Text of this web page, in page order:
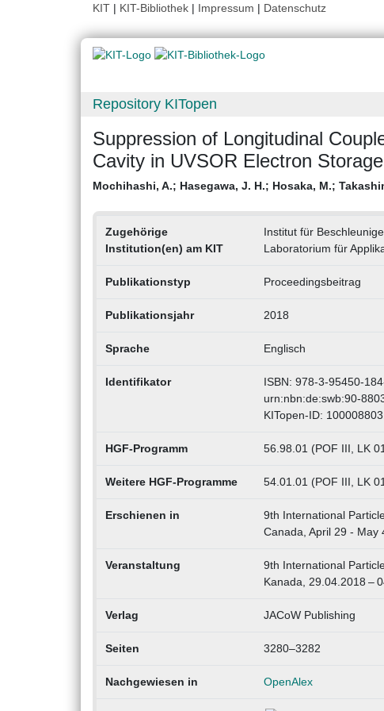
KIT | KIT-Bibliothek | Impressum | Datenschutz
Repository KITopen
Suppression of Longitudinal
Cavity in UVSOR Electron
Mochihashi, A.; Hasegawa, J. H.; Hosaka, M.;
Zugehörige
Institution(en) am KIT
Institut für
Laboratorium für
Publikationstyp Proceedingsbeitrag
Publikationsjahr 2018
Sprache Englisch
Identifikator
ISBN: 978-3-95450-
urn:nbn:de:swb:90-
KITopen-ID:
HGF-Programm 56.98.01 (POF III, LK
Weitere HGF-Programme 54.01.01 (POF III, LK
Erschienen in
9th International
Canada, April 29 - May
Veranstaltung
9th International
Kanada, 29.04.2018 –
Verlag JACoW Publishing
Seiten 3280–3282
Nachgewiesen in OpenAlex